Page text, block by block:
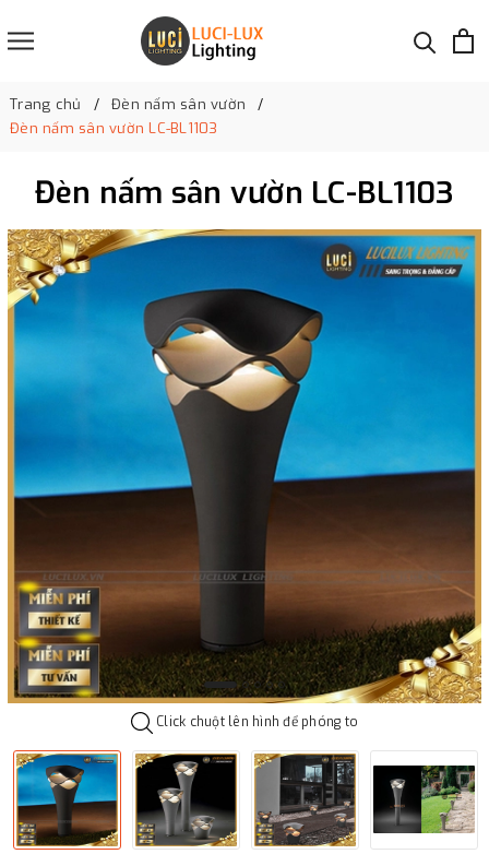
Trang chủ
Đèn nấm sân vườn
Đèn nấm sân vườn LC-BL1103
Đèn nấm sân vườn LC-BL1103
Click chuột lên hình để phóng to